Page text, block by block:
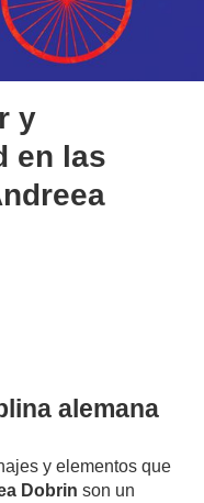
y
en las
alemana
y elementos que
Dobrin son un